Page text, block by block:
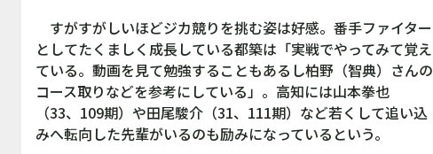
すがすがしいほどジカ競りを挑む姿は好感。番手ファイター
としてたくましく成長している都築は「実戦でやってみて覚え
ている。動画を見て勉強することもあるし柏野（智典）さんの
コース取りなどを参考にしている」。高知には山本拳也
（33、109期）や田尾駿介（31、111期）など若くして追い込
みへ転向した先輩がいるのも励みになっているという。